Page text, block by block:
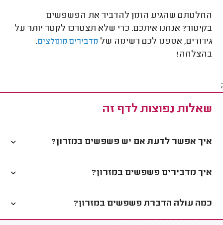
החלטתם שהגיע הזמן להדביר את הפשפשים
בקיטור? אנחנו איתכם. כדי שלא תצטרכו לקטר יותר על
גירודים, אספנו לכם רשימה של מדבירים מומלצים.
בהצלחה!
;
שאלות נפוצות לדף זה
איך אפשר לדעת אם יש פשפשים במזרון?
איך מדבירים פשפשים במזרון?
כמה עולה הדברת פשפשים במזרון?